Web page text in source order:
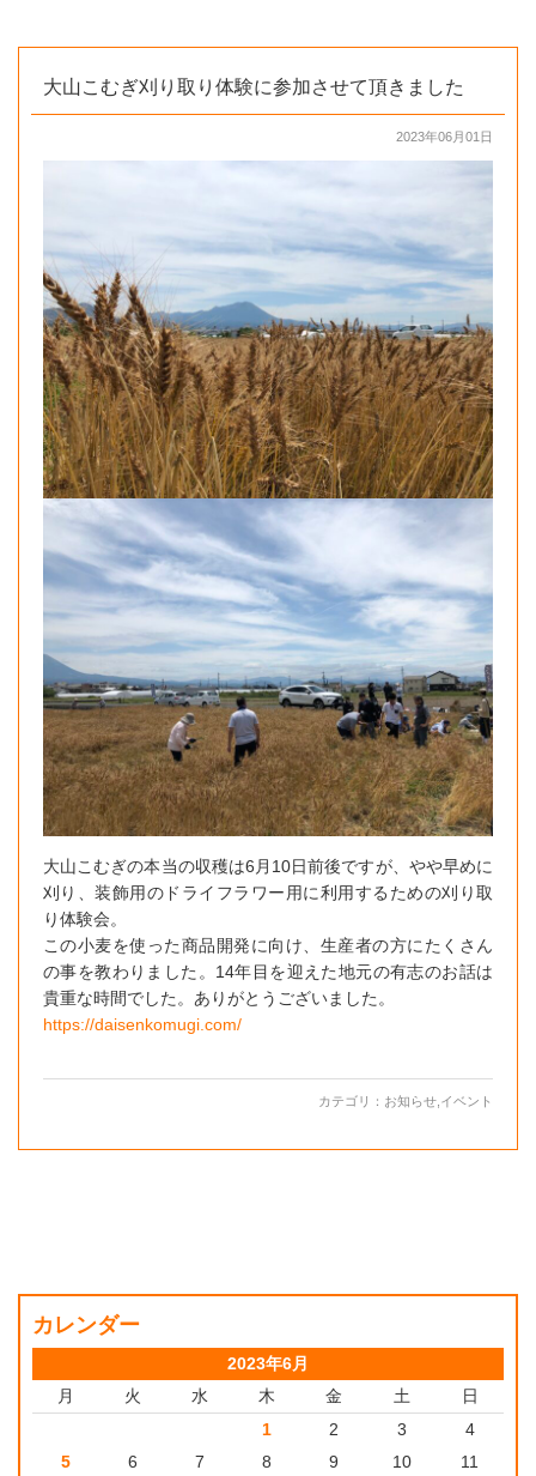
大山こむぎ刈り取り体験に参加させて頂きました
2023年06月01日
大山こむぎの本当の収穫は6月10日前後ですが、やや早めに
刈り、装飾用のドライフラワー用に利用するための刈り取
り体験会。
この小麦を使った商品開発に向け、生産者の方にたくさん
の事を教わりました。14年目を迎えた地元の有志のお話は
貴重な時間でした。ありがとうございました。
https://daisenkomugi.com/
カテゴリ： お知らせ イベント
カレンダー
2023年6月
月
火 水 木 金 土 日
1 2 3
4
5
6 7 8 9 10
11